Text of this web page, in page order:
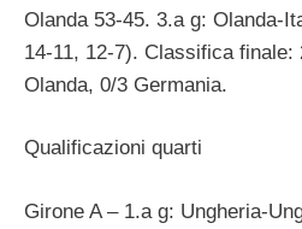
Olanda 53-45. 3.a g: Olanda-
14-11, 12-7). Classifica
Olanda, 0/3 Germania.
Qualificazioni quarti
Girone A – 1.a g: Ungheria-